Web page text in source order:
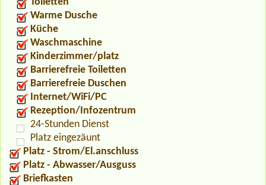
Warme Dusche
Küche
Waschmaschine
Kinderzimmer/platz
Barrierefreie Toiletten
Barrierefreie Duschen
Internet/WiFi/PC
Rezeption/Infozentrum
24-Stunden Dienst
Platz eingezäunt
Platz - Strom/El.anschluss
Platz - Abwasser/Ausguss
Briefkasten